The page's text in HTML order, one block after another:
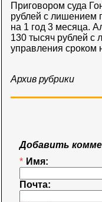
Приговором суда
рублей с лишением
на 1 год 3 месяца.
130 тысяч рублей с
управления сроком
Архив рубрики
Добавить
* Имя:
Почта: